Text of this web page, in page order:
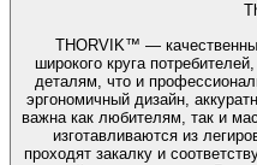
THORVIK™ —
широкого круга
деталям, что и
эргономичный дизайн,
важна как любителям, так и
изготавливаются из
проходят закалку и